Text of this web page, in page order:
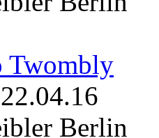
Twombly
22.04.16
Berlin